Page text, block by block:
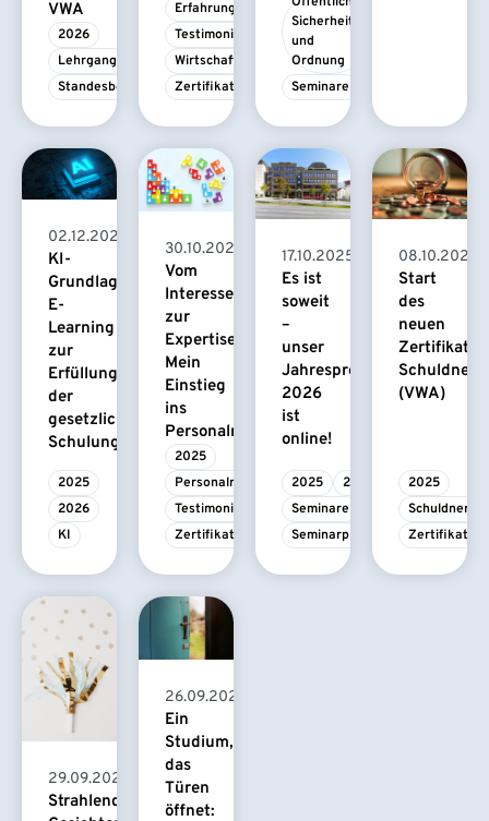
VWA
2026
Lehrgang
Standesbeamte
Erfahrungsbericht
Testimonial
Wirtschaftspsychologie
Zertifikatskurs
Sicherheit
und
Ordnung
Seminare
02.12.2025
KI-
Grundlagenschulung:
E-
Learning
zur
Erfüllung
der
gesetzlichen
Schulungsverpflichtung
2025
2026
KI
30.10.2025
Vom
Interesse
zur
Expertise:
Mein
Einstieg
ins
Personalmanagement
2025
Personalmanagement
Testimonial
Zertifikatskurs
17.10.2025
Es ist
soweit
–
unser
Jahresprogramm
2026
ist
online!
2025
2026
Seminare
Seminarprogramm
08.10.2025
Start
des
neuen
(VWA)
2025
29.09.2025
Strahlende
26.09.2025
Ein
Studium,
das
Türen
öffnet: